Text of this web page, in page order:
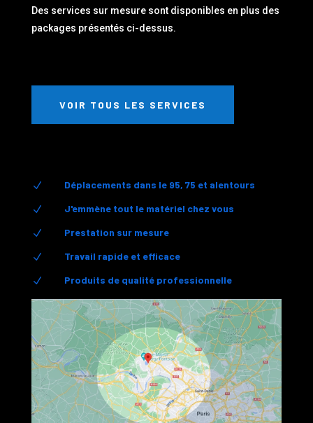
Des services sur mesure sont disponibles en plus des
packages présentés ci-dessus.
VOIR TOUS LES SERVICES
N Déplacements dans le 95, 75 et alentours
N J'emmène tout le matériel chez vous
N Prestation sur mesure
N Travail rapide et efficace
N Produits de qualité professionnelle